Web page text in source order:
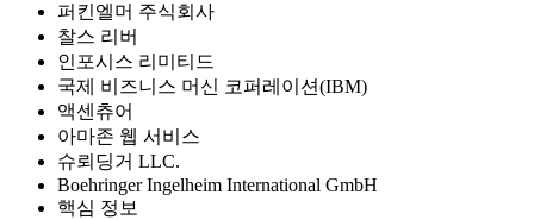
퍼킨엘머 주식회사
찰스 리버
인포시스 리미티드
국제 비즈니스 머신 코퍼레이션(IBM)
액센츄어
아마존 웹 서비스
슈뢰딩거 LLC.
Boehringer Ingelheim International GmbH
핵심 정보